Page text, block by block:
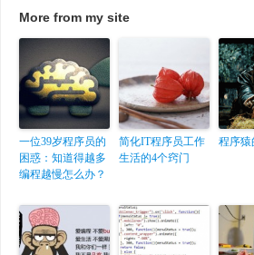
More from my site
一位39岁程序员的
困惑：知道得越多
编程越慢怎么办？
简化IT程序员工作
生活的4个窍门
程序猿